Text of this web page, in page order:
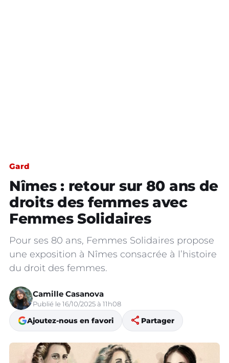
Gard
Nîmes : retour sur 80 ans de
droits des femmes avec
Femmes Solidaires
Pour ses 80 ans, Femmes Solidaires propose
une exposition à Nîmes consacrée à l’histoire
du droit des femmes.
Camille Casanova
Publié le 16/10/2025 à 11h08
Ajoutez-nous en favori share Partager